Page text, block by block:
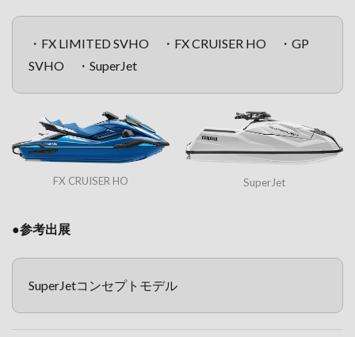
・FX LIMITED SVHO ・FX CRUISER HO ・GP
SVHO ・SuperJet
FX CRUISER HO SuperJet
●参考出展
SuperJetコンセプトモデル